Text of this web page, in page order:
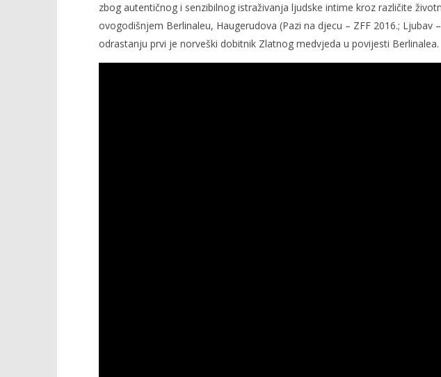
zbog autentičnog i senzibilnog istraživanja ljudske intime kroz različite
ovogodišnjem Berlinaleu, Haugerudova (Pazi na djecu – ZFF 2016.; Ljubav
odrastanju prvi je norveški dobitnik Zlatnog medvjeda u povijesti Berlinalea.